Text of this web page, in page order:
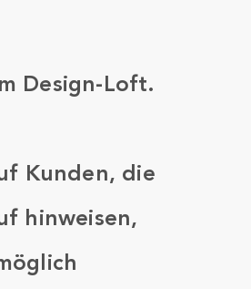
Design-Loft.
Kunden, die
hinweisen,